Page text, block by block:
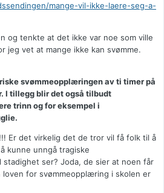
mange-vil-ikke-laere-seg-a-
og tenkte at det ikke var noe som ville
jeg vet at mange ikke kan svømme.
svømmeopplæringen av ti timer på
I tillegg blir det også tilbudt
trinn og for eksempel i
Er det virkelig det de tror vil få folk til å
kunne unngå tragiske
stadighet ser? Joda, de sier at noen får
for svømmeopplæring i skolen er